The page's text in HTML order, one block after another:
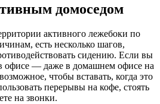
домоседом
активного лежебоки по
есть несколько шагов,
сидению. Если вы
в офисе — даже в домашнем офисе на
чтобы вставать, когда это
перерывы на кофе, стоять
на звонки.